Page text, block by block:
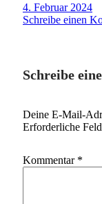
4. Februar 2024
Schreibe einen
Schreibe
Deine E-Mail-
Erforderliche
Kommentar *